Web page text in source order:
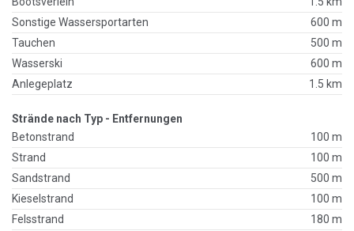
Sonstige Wassersportarten
600 m
Tauchen
500 m
Wasserski
600 m
Anlegeplatz
1.5 km
Strände nach Typ - Entfernungen
Betonstrand
100 m
Strand
100 m
Sandstrand
500 m
Kieselstrand
100 m
Felsstrand
180 m